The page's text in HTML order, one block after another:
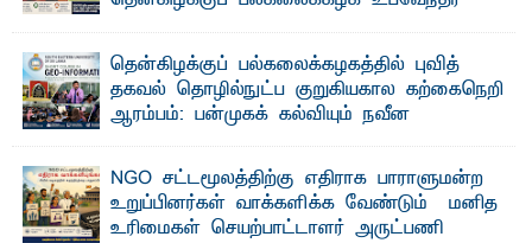
"ஒ ரு மாணவனின் அல்லது மாணவியின் கனவு என்னால்
கலைக்கப்படாது" என்ற உறுதியை ஒவ்வொரு மாணவரும் ...
தென்கிழக்குப் பல்கலைக்கழகத்தில் புவித்
தகவல் தொழில்நுட்ப குறுகியகால கற்கைநெறி
ஆரம்பம்: பன்முகக் கல்வியும் நவீன
பேராசிரியர் எம். எம். பாஸில்
தெ ன்கிழக்குப் பல்கலைக்கழகத்தின் கலை மற்றும் கலாசார
பீடத்தின் புவியியல் துறையினால் ...
NGO சட்டமூலத்திற்கு எதிராக பாராளுமன்ற
உறுப்பினர்கள் வாக்களிக்க வேண்டும் – மனித
உரிமைகள் செயற்பாட்டாளர் அருட்பணி